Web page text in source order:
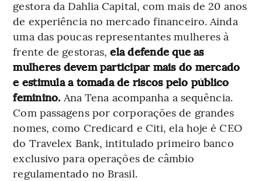
gestora da Dahlia Capital, com mais de 20 anos
de experiência no mercado financeiro. Ainda
uma das poucas representantes mulheres à
frente de gestoras,ela defende que as
mulheres devem participar mais do mercado
e estimula a tomada de riscos pelo público
feminino. Ana Tena acompanha a sequência.
Com passagens por corporações de grandes
nomes, como Credicard e Citi, ela hoje é CEO
do Travelex Bank, intitulado primeiro banco
exclusivo para operações de câmbio
regulamentado no Brasil.